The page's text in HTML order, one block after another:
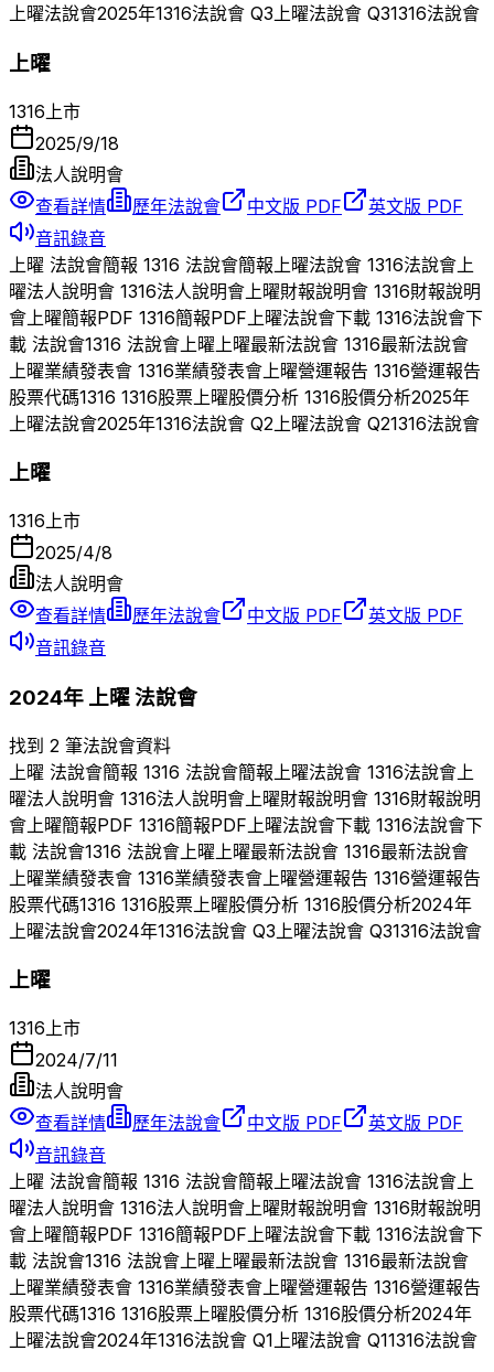
上曜法說會2025年1316法說會 Q3上曜法說會 Q31316法說會
上曜
1316 上市
2025/9/18
法人說明會
查看詳情
歷年法說會 中文版 PDF
英文版 PDF
音訊錄音
上曜 法說會簡報 1316 法說會簡報 上曜法說會 1316法說會 上
曜法人說明會 1316法人說明會 上曜財報說明會 1316財報說明
會 上曜簡報PDF 1316簡報PDF 上曜法說會下載 1316法說會下
載 法說會1316 法說會 上曜 上曜最新法說會 1316最新法說會
上曜業績發表會 1316業績發表會 上曜營運報告 1316營運報告
股票代碼1316 1316股票 上曜股價分析 1316股價分析2025年
上曜法說會2025年1316法說會 Q2 上曜法說會 Q21316法說會
上曜
1316上市
2025/4/8
法人說明會
查看詳情
歷年法說會 中文版 PDF
英文版 PDF
音訊錄音
2024年 上曜法說會
找到 2 筆法說會資料
上曜 法說會簡報 1316 法說會簡報 上曜法說會 1316法說會 上
曜法人說明會 1316法人說明會 上曜財報說明會 1316財報說明
會 上曜簡報PDF 1316簡報PDF 上曜法說會下載 1316法說會下
載 法說會1316 法說會 上曜 上曜最新法說會 1316最新法說會
上曜業績發表會 1316業績發表會 上曜營運報告 1316營運報告
股票代碼1316 1316股票 上曜股價分析 1316股價分析2024年
上曜法說會2024年1316法說會 Q3 上曜法說會 Q31316法說會
上曜
1316 上市
2024/7/11
法人說明會
查看詳情
歷年法說會 中文版 PDF
英文版 PDF
音訊錄音
上曜 法說會簡報 1316 法說會簡報 上曜法說會 1316法說會 上
曜法人說明會 1316法人說明會 上曜財報說明會 1316財報說明
會 上曜簡報PDF 1316簡報PDF 上曜法說會下載 1316法說會下
載 法說會1316 法說會 上曜 上曜最新法說會 1316最新法說會
上曜業績發表會 1316業績發表會 上曜營運報告 1316營運報告
股票代碼1316 1316股票 上曜股價分析 1316股價分析2024年
上曜法說會2024年1316法說會 Q1 上曜法說會 Q11316法說會